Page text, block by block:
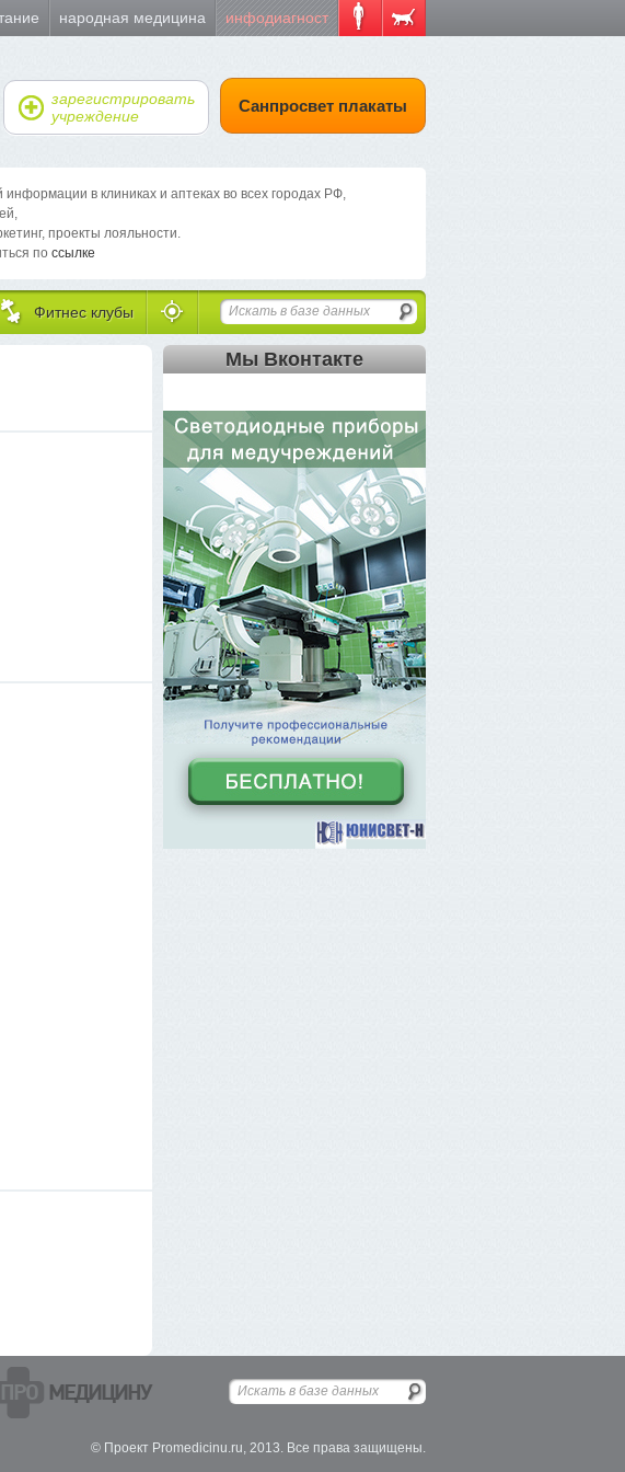
народная медицина инфодиагност
зарегистрировать
учреждение
Санпросвет плакаты
в клиниках и аптеках во всех городах РФ,
проекты лояльности.
по ссылке
Фитнес клубы
Мы Вконтакте
ПРО МЕДИЦИНУ
© Проект Promedicinu.ru, 2013. Все права защищены.